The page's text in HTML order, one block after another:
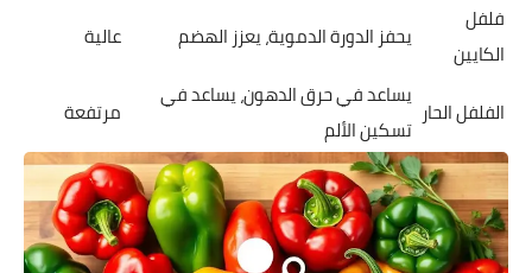
فلفل
الكايين
يحفز الدورة الدموية، يعزز الهضم عالية
الفلفل الحار
يساعد في حرق الدهون، يساعد في
تسكين الألم
مرتفعة